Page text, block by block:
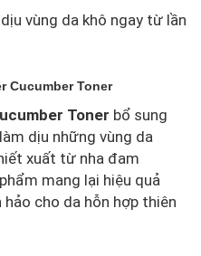
vùng da khô ngay từ lần
Cucumber Toner
Toner bổ sung
dịu những vùng da
xuất từ nha đam
mang lại hiệu quả
hảo cho da hỗn hợp thiên